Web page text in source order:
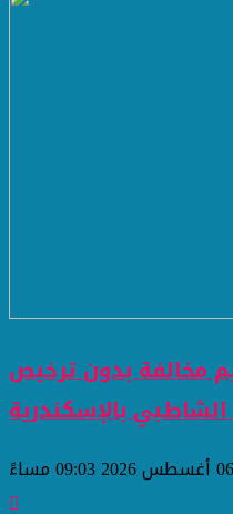
مخالفة بدون ترخيص
بالإسكندرية